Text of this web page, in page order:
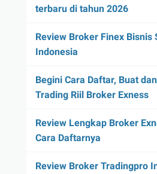
terbaru di tahun 2026
Review Broker Finex Bisnis
Indonesia
Begini Cara Daftar, Buat
Trading Riil Broker Exness
Review Lengkap Broker
Cara Daftarnya
Review Broker Tradingpro